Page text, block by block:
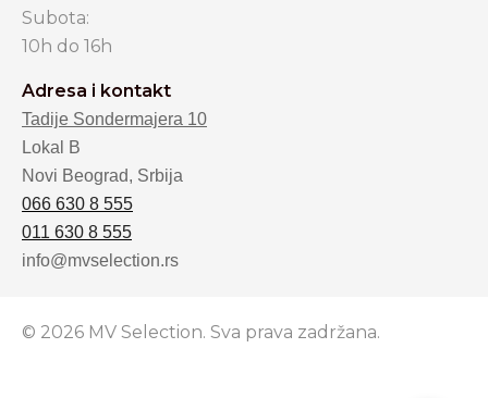
Subota:
10h do 16h
Adresa i kontakt
Tadije Sondermajera 10
Lokal B
Novi Beograd, Srbija
066 630 8 555
011 630 8 555
info@mvselection.rs
© 2026 MV Selection. Sva prava zadržana.